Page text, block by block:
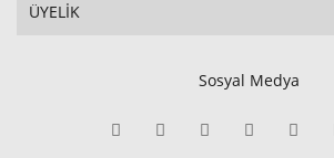
ÜYELİK
Sosyal Medya